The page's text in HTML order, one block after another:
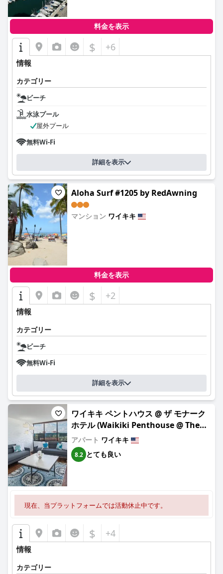
料金を表示
$ +6
情報
カテゴリー
ビーチ
水泳プール
屋外プール
無料Wi-Fi
詳細を表示
Aloha Surf #1205 by RedAwning
マンション ワイキキ
料金を表示
$ +2
情報
カテゴリー
ビーチ
無料Wi-Fi
詳細を表示
ワイキキ ペントハウス @ ザ モナーク
ホテル (Waikiki Penthouse @ The
Monarch Hotel)
アパート ワイキキ
8.2 とても良い
現在、当プラットフォームでは活動休止中です。
$ +4
情報
カテゴリー